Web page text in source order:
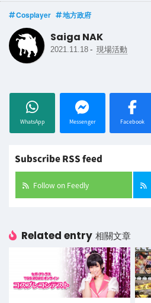
Cosplayer 地方政府
Saiga NAK
2021.11.18 - 現場活動
WhatsApp Messenger Facebook
Subscribe RSS feed
Follow on Feedly
Related entry 相關文章